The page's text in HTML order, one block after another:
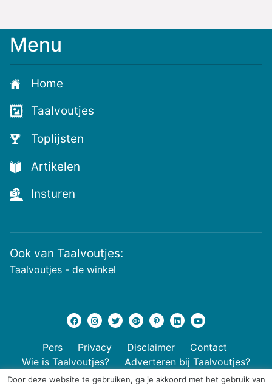
Meld
voor
de
nieuwste
voutjes
en
de
voutste
nieuwtjes!
Menu
Home
Taalvoutjes
Toplijsten
Artikelen
Insturen
Ook van Taalvoutjes:
Taalvoutjes - de winkel
Pers Privacy Disclaimer
Contact
Wie is Taalvoutjes?
Adverteren bij Taalvoutjes?
Door deze website te gebruiken, ga je akkoord met het gebruik van